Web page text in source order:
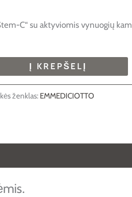
C“ su aktyviomis vynuogių
Į KREPŠELĮ
ženklas: EMMEDICIOTTO